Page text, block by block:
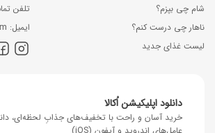
شام چی بپزم؟
ناهار چی درست کنم؟
لیست غذای جدید
ﺗﻠﻔﻦ ﺗﻤﺎس:
اﯾﻤﯿﻞ: info@okala.com
دانلود اپلیکیشن اُکالا
خرید آسان و راحت با تخفیف‌های جذابِ لحظه‌ای،